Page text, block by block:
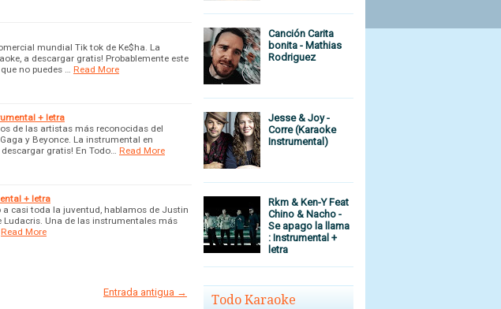
mundial Tik tok de Ke$ha. La
a descargar gratis! Probablemente este
no puedes …
Read More
+ letra
de las artistas más reconocidas del
y Beyonce. La instrumental en
gratis! En Todo…
Read More
+ letra
casi toda la juventud, hablamos de Justin
Ludacris. Una de las instrumentales más
Read More
Entrada antigua →
Canción Carita
bonita - Mathias
Rodriguez
Jesse & Joy -
Corre (Karaoke
Instrumental)
Rkm & Ken-Y Feat
Chino & Nacho -
Se apago la llama
: Instrumental +
letra
Todo Karaoke